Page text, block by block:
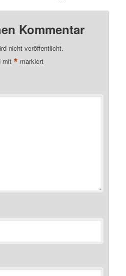
Kommentar
nicht veröffentlicht.
mit* markiert